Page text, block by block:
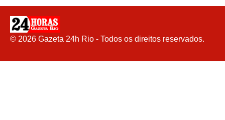
© 2026 Gazeta 24h Rio - Todos os direitos reservados.